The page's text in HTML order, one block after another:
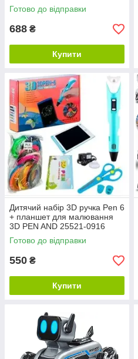
Готово до відправки
688 ₴
Купити
Дитячий набір 3D ручка Pen 6
+ планшет для малювання
3D PEN AND 25521-0916
Готово до відправки
550 ₴
Купити